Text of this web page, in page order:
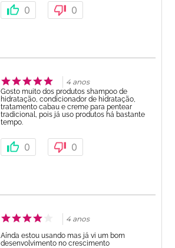
0 0
4 anos
Gosto muito dos produtos shampoo de
hidratação, condicionador de hidratação,
tratamento cabau e creme para pentear
tradicional, pois já uso produtos há bastante
tempo.
0 0
4 anos
Aínda estou usando mas já vi um bom
desenvolvimento no crescimento